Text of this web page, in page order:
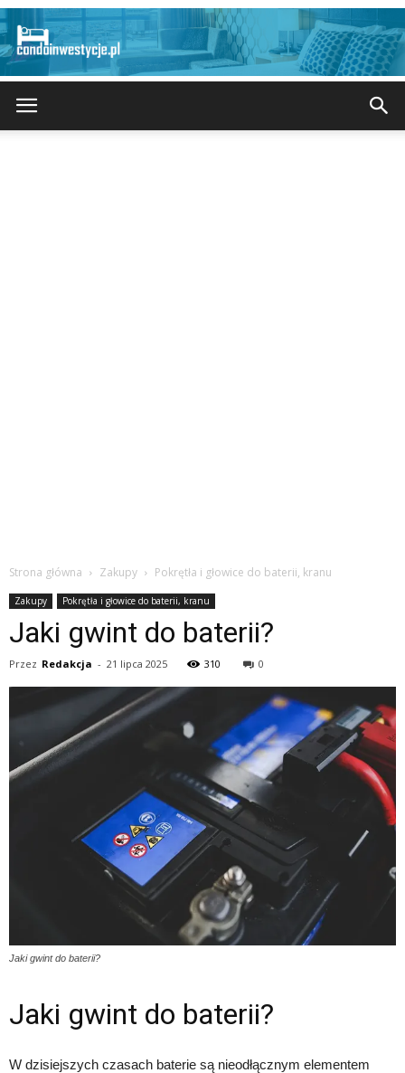
Strona główna Zakupy Pokrętła i głowice do baterii, kranu
Zakupy Pokrętła i głowice do baterii, kranu
Jaki gwint do baterii?
Przez Redakcja - 21 lipca 2025 310 0
Jaki gwint do baterii?
Jaki gwint do baterii?
W dzisiejszych czasach baterie są nieodłącznym elementem